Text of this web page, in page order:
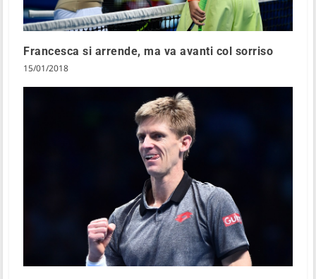
Francesca si arrende, ma va avanti col sorriso
15/01/2018